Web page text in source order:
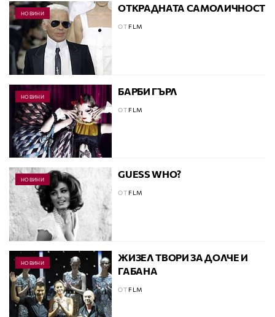
НОВИНИ ОТКРАДНАТА САМОЛИЧНОСТ
ОТ FLM
НОВИНИ БАРБИ ГЪРЛ
ОТ FLM
НОВИНИ GUESS WHO?
ОТ FLM
НОВИНИ
ЖИЗЕЛ ТВОРИ ЗА ДОЛЧЕ И
ГАБАНА
ОТ FLM